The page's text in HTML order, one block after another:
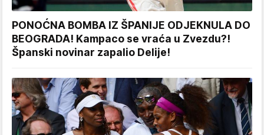
PONOĆNA BOMBA IZ ŠPANIJE ODJEKNULA DO
BEOGRADA! Kampaco se vraća u Zvezdu?!
Španski novinar zapalio Delije!